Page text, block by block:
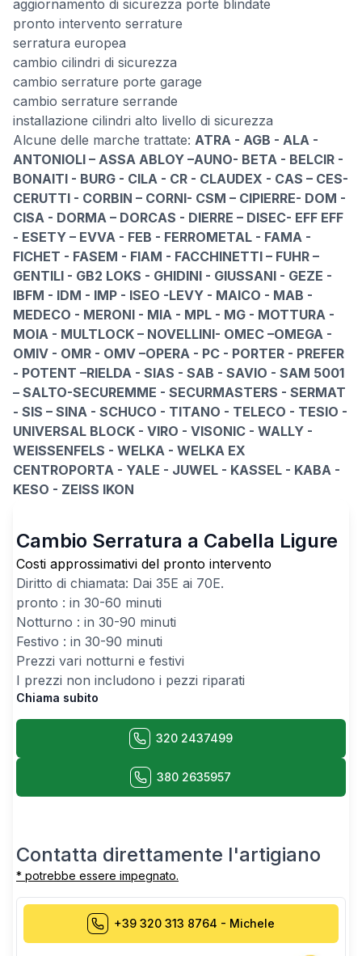
aggiornamento di sicurezza porte blindate
pronto intervento serrature
serratura europea
cambio cilindri di sicurezza
cambio serrature porte garage
cambio serrature serrande
installazione cilindri alto livello di sicurezza
Alcune delle marche trattate: ATRA - AGB - ALA -
ANTONIOLI – ASSA ABLOY –AUNO- BETA - BELCIR -
BONAITI - BURG - CILA - CR - CLAUDEX - CAS – CES-
CERUTTI - CORBIN – CORNI- CSM – CIPIERRE- DOM -
CISA - DORMA – DORCAS - DIERRE – DISEC- EFF EFF
- ESETY – EVVA - FEB - FERROMETAL - FAMA -
FICHET - FASEM - FIAM - FACCHINETTI – FUHR –
GENTILI - GB2 LOKS - GHIDINI - GIUSSANI - GEZE -
IBFM - IDM - IMP - ISEO -LEVY - MAICO - MAB -
MEDECO - MERONI - MIA - MPL - MG - MOTTURA -
MOIA - MULTLOCK – NOVELLINI- OMEC –OMEGA -
OMIV - OMR - OMV –OPERA - PC - PORTER - PREFER
- POTENT –RIELDA - SIAS - SAB - SAVIO - SAM 5001
– SALTO-SECUREMME - SECURMASTERS - SERMAT
- SIS – SINA - SCHUCO - TITANO - TELECO - TESIO -
UNIVERSAL BLOCK - VIRO - VISONIC - WALLY -
WEISSENFELS - WELKA - WELKA EX
CENTROPORTA - YALE - JUWEL - KASSEL - KABA -
KESO - ZEISS IKON
Cambio Serratura a Cabella Ligure
Costi approssimativi del pronto intervento
Diritto di chiamata: Dai 35E ai 70E.
pronto : in 30-60 minuti
Notturno : in 30-90 minuti
Festivo : in 30-90 minuti
Prezzi vari notturni e festivi
I prezzi non includono i pezzi riparati
Chiama subito
320 2437499
380 2635957
Contatta direttamente l'artigiano
* potrebbe essere impegnato.
+39 320 313 8764 - Michele